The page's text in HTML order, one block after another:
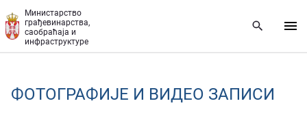
Министарство
грађевинарства,
саобраћаја и
инфраструктуре
ФОТОГРАФИЈЕ И ВИДЕО ЗАПИСИ